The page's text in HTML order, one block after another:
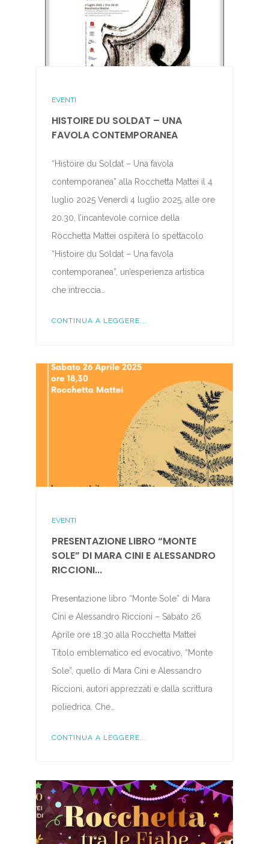
EVENTI
HISTOIRE DU SOLDAT – UNA
FAVOLA CONTEMPORANEA
“Histoire du Soldat – Una favola
contemporanea” alla Rocchetta Mattei il 4
luglio 2025 Venerdì 4 luglio 2025, alle ore
20.30, l’incantevole cornice della
Rocchetta Mattei ospiterà lo spettacolo
“Histoire du Soldat – Una favola
contemporanea”, un’esperienza artistica
che intreccia…
CONTINUA A LEGGERE...
EVENTI
PRESENTAZIONE LIBRO “MONTE
SOLE” DI MARA CINI E ALESSANDRO
RICCIONI...
Presentazione libro “Monte Sole” di Mara
Cini e Alessandro Riccioni – Sabato 26
Aprile ore 18.30 alla Rocchetta Mattei
Titolo emblematico ed evocativo, “Monte
Sole”, quello di Mara Cini e Alessandro
Riccioni, autori apprezzati e dalla scrittura
poliedrica. Che…
CONTINUA A LEGGERE...